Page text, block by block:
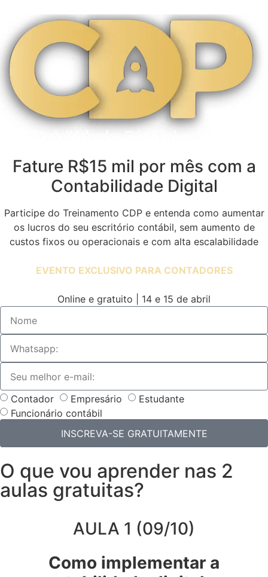
Fature R$15 mil por mês com a
Contabilidade Digital
Participe do Treinamento CDP e entenda como aumentar
os lucros do seu escritório contábil, sem aumento de
custos fixos ou operacionais e com alta escalabilidade
EVENTO EXCLUSIVO PARA CONTADORES
Online e gratuito | 14 e 15 de abril
Contador Empresário
Estudante
Funcionário contábil
INSCREVA-SE GRATUITAMENTE
O que vou aprender nas 2
aulas gratuitas?
AULA 1 (09/10)
Como implementar a